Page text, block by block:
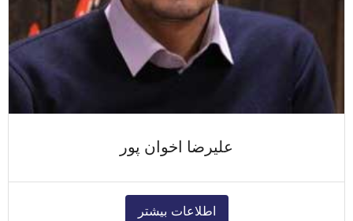
علیرضا اخوان پور
اطلاعات بیشتر